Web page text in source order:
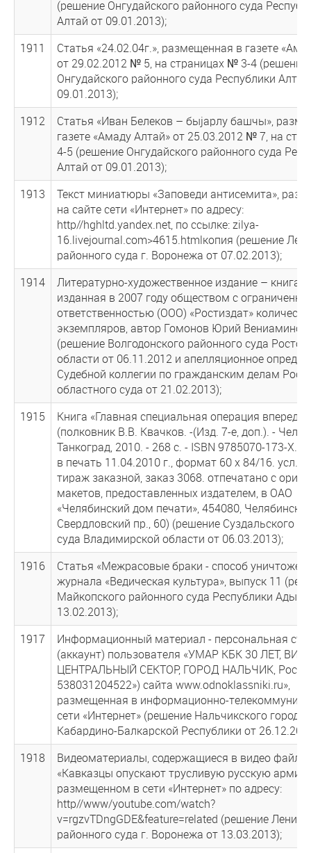
(решение Онгудайского районного суда
Алтай от 09.01.2013);
1911
Статья «24.02.04г.», размещенная в газете
от 29.02.2012 № 5, на страницах № 3-4 (решение
Онгудайского районного суда Республики
09.01.2013);
1912
Статья «Иван Белеков – быjарлу башчы»,
газете «Амаду Алтай» от 25.03.2012 № 7, на
4-5 (решение Онгудайского районного суда
Алтай от 09.01.2013);
1913
Текст миниатюры «Заповеди антисемита»,
на сайте сети «Интернет» по адресу:
http//hghltd.yandex.net, по ссылке: zilya-
16.livejournal.com>4615.htmlкопия (решение
районного суда г. Воронежа от 07.02.2013);
1914
Литературно-художественное издание – книга
изданная в 2007 году обществом с
ответственностью (ООО) «Ростиздат»
экземпляров, автор Гомонов Юрий
(решение Волгодонского районного суда
области от 06.11.2012 и апелляционное
Судебной коллегии по гражданским делам
областного суда от 21.02.2013);
1915
Книга «Главная специальная операция впереди»
(полковник В.В. Квачков. -(Изд. 7-е, доп.). -
Танкоград, 2010. - 268 с. - ISBN 9785070-173-Х.
в печать 11.04.2010 г., формат 60 х 84/16. усл.
тираж заказной, заказ 3068. отпечатано с
макетов, предоставленных издателем, в ОАО
«Челябинский дом печати», 454080, Челябинск,
Свердловский пр., 60) (решение Суздальского
суда Владимирской области от 06.03.2013);
1916
Статья «Межрасовые браки - способ
журнала «Ведическая культура», выпуск 11
Майкопского районного суда Республики
13.02.2013);
1917
Информационный материал - персональная
(аккаунт) пользователя «УМАР КБК 30 ЛЕТ,
ЦЕНТРАЛЬНЫЙ СЕКТОР, ГОРОД НАЛЬЧИК,
538031204522») сайта www.odnoklassniki.ru»,
размещенная в информационно-
сети «Интернет» (решение Нальчикского
Кабардино-Балкарской Республики от
1918
Видеоматериалы, содержащиеся в видео файле
«Кавказцы опускают трусливую русскую
размещенном в сети «Интернет» по адресу:
http//www/youtube.com/watch?
v=rgzvTDngGDE&feature=related (решение
районного суда г. Воронежа от 13.03.2013);